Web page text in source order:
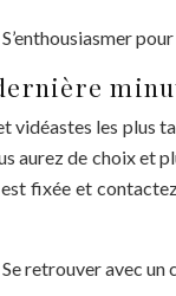
S’enthousiasmer
vidéastes les plus
aurez de choix et
fixée et
Se retrouver avec